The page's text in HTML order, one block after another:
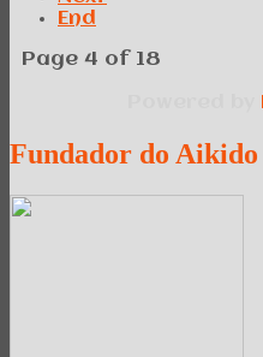
End
Page 4 of 18
Fundador do Aikido